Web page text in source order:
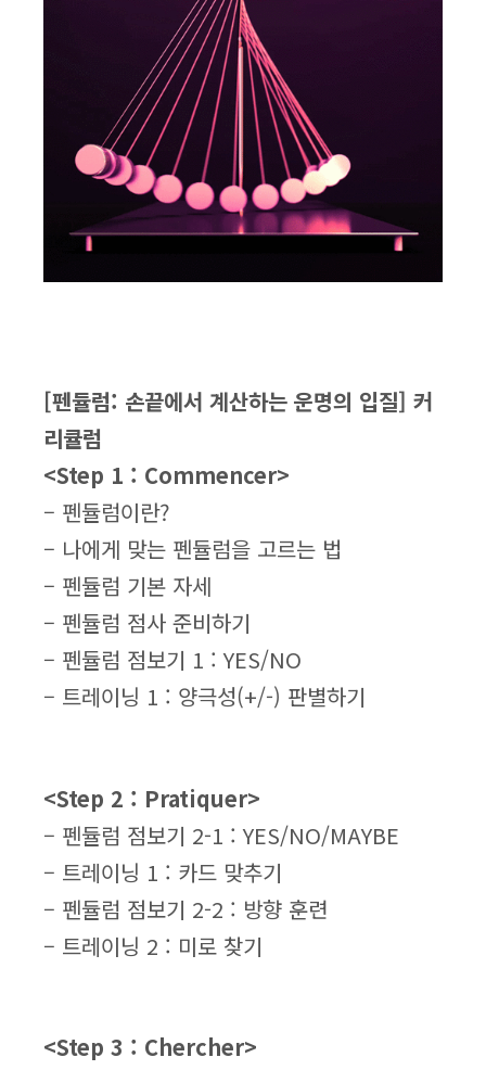
[펜듈럼: 손끝에서 계산하는 운명의 입질] 커
리큘럼
<Step 1 : Commencer>
– 펜듈럼이란?
– 나에게 맞는 펜듈럼을 고르는 법
– 펜듈럼 기본 자세
– 펜듈럼 점사 준비하기
– 펜듈럼 점보기 1 : YES/NO
– 트레이닝 1 : 양극성(+/-) 판별하기
<Step 2 : Pratiquer>
– 펜듈럼 점보기 2-1 : YES/NO/MAYBE
– 트레이닝 1 : 카드 맞추기
– 펜듈럼 점보기 2-2 : 방향 훈련
– 트레이닝 2 : 미로 찾기
<Step 3 : Chercher>